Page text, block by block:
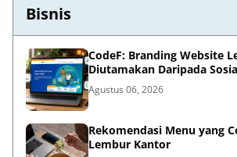
Bisnis
CodeF: Branding Website
Diutamakan Daripada
Agustus 06, 2026
Rekomendasi Menu yang
Lembur Kantor